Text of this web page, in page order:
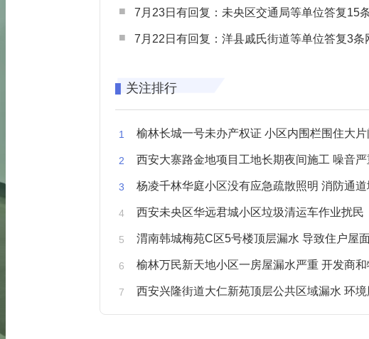
7月23日有回复：未央区交通局等单位答复15条网民
7月22日有回复：洋县戚氏街道等单位答复3条网民
关注排行
榆林长城一号未办产权证 小区内围栏围住大片闲置
西安大寨路金地项目工地长期夜间施工 噪音严重
杨凌千林华庭小区没有应急疏散照明 消防通
西安未央区华远君城小区垃圾清运车作业扰民
渭南韩城梅苑C区5号楼顶层漏水 导致住户屋面被
榆林万民新天地小区一房屋漏水严重 开发商和物业不予
西安兴隆街道大仁新苑顶层公共区域漏水 环